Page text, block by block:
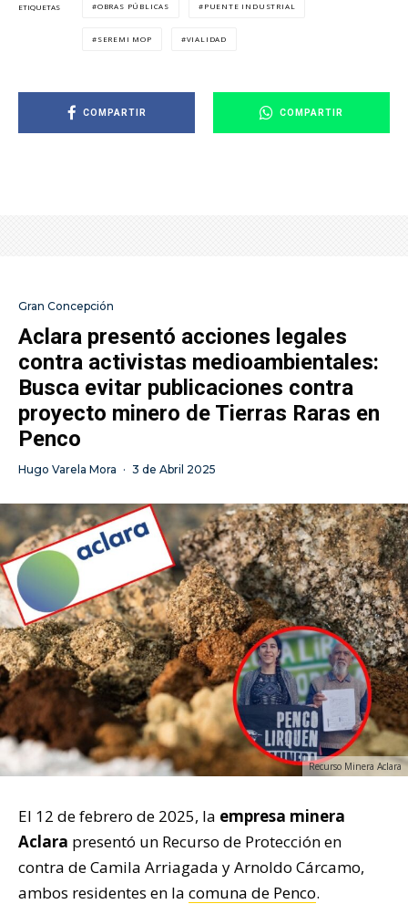
ETIQUETAS OBRAS PÚBLICAS PUENTE INDUSTRIAL
SEREMI MOP VIALIDAD
COMPARTIR COMPARTIR
Gran Concepción
Aclara presentó acciones legales
contra activistas medioambientales:
Busca evitar publicaciones contra
proyecto minero de Tierras Raras en
Penco
Hugo Varela Mora · 3 de Abril 2025
Recurso Minera Aclara
El 12 de febrero de 2025, la empresa minera
Aclara presentó un Recurso de Protección en
contra de Camila Arriagada y Arnoldo Cárcamo,
ambos residentes en la comuna de Penco.